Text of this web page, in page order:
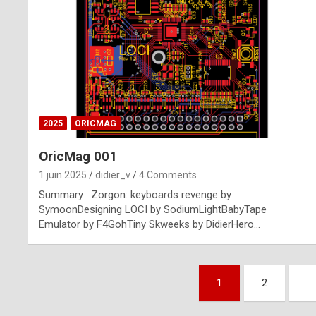
2025 ORICMAG
OricMag 001
1 juin 2025 didier_v 4 Comments
Summary : Zorgon: keyboards revenge by
SymoonDesigning LOCI by SodiumLightBabyTape
Emulator by F4GohTiny Skweeks by DidierHero…
1 2 …